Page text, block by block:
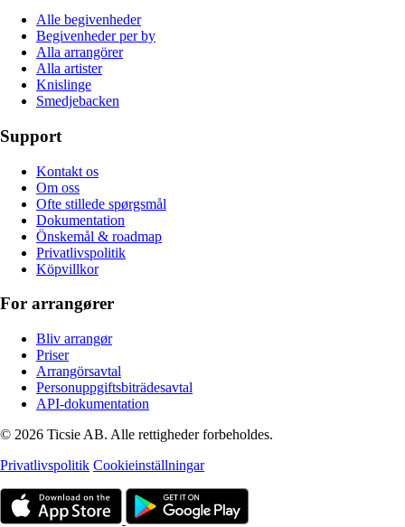
Alle begivenheder
Begivenheder per by
Alla arrangörer
Alla artister
Knislinge
Smedjebacken
Support
Kontakt os
Om oss
Ofte stillede spørgsmål
Dokumentation
Önskemål & roadmap
Privatlivspolitik
Köpvillkor
For arrangører
Bliv arrangør
Priser
Arrangörsavtal
Personuppgiftsbiträdesavtal
API-dokumentation
© 2026 Ticsie AB. Alle rettigheder forbeholdes.
Privatlivspolitik Cookieinställningar